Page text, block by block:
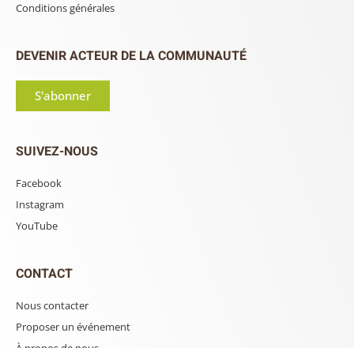
Conditions générales
DEVENIR ACTEUR DE LA COMMUNAUTÉ
S'abonner
SUIVEZ-NOUS
Facebook
Instagram
YouTube
CONTACT
Nous contacter
Proposer un événement